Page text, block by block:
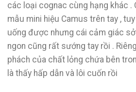
các loại cognac cùng hạng khác .
mẫu mini hiệu Camus trên tay ,
uống được nhưng cái cảm giác
ngon cũng rất sướng tay rồi .
phách của chất lỏng chứa bên
là thấy hấp dẫn và lôi cuốn rồi